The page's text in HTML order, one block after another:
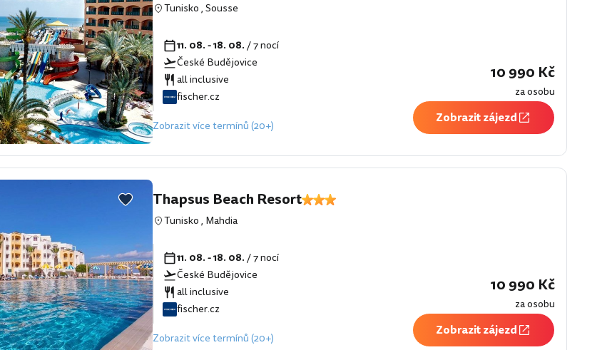
Tunisko,Sousse
11. 08. - 18. 08./ 7 nocí
České Budějovice
all inclusive
fischer.cz
Zobrazit více termínů (20+)
10 990 Kč
za osobu
Zobrazit zájezd
Thapsus Beach Resort
Tunisko, Mahdia
11. 08. - 18. 08./ 7 nocí
České Budějovice
all inclusive
fischer.cz
Zobrazit více termínů (20+)
10 990 Kč
za osobu
Zobrazit zájezd